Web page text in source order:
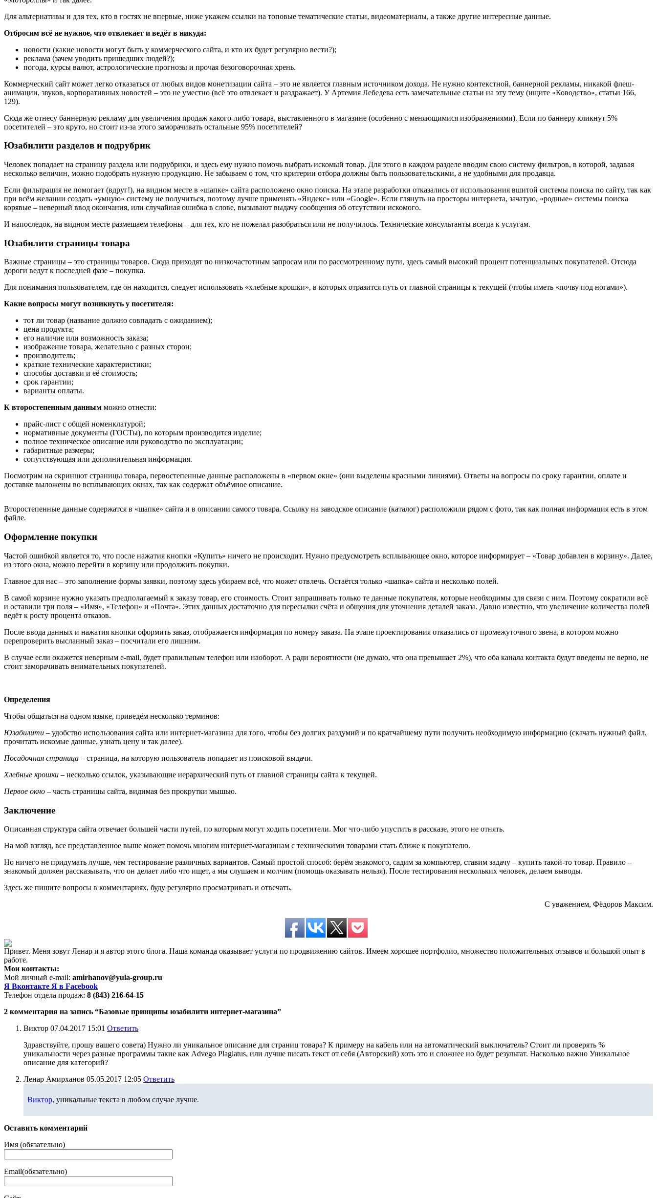
Для альтернативы и для тех, кто в гостях не впервые, ниже укажем ссылки на топовые тематические статьи, видеоматериалы, а также другие интересные данные.
Отбросим всё не нужное, что отвлекает и ведёт в никуда:
новости (какие новости могут быть у коммерческого сайта, и кто их будет регулярно вести?);
реклама (зачем уводить пришедших людей?);
погода, курсы валют, астрологические прогнозы и прочая безоговорочная хрень.
Коммерческий сайт может легко отказаться от любых видов монетизации сайта – это не является главным источником дохода. Не нужно контекстной, баннерной рекламы, никакой флеш-
анимации, звуков, корпоративных новостей – это не уместно (всё это отвлекает и раздражает). У Артемия Лебедева есть замечательные статьи на эту тему (ищите «Ководство», статьи 166,
129).
Сюда же отнесу баннерную рекламу для увеличения продаж какого-либо товара, выставленного в магазине (особенно с меняющимися изображениями). Если по баннеру кликнут 5%
посетителей – это круто, но стоит из-за этого заморачивать остальные 95% посетителей?
Юзабилити разделов и подрубрик
Человек попадает на страницу раздела или подрубрики, и здесь ему нужно помочь выбрать искомый товар. Для этого в каждом разделе вводим свою систему фильтров, в которой, задавая
несколько величин, можно подобрать нужную продукцию. Не забываем о том, что критерии отбора должны быть пользовательскими, а не удобными для продавца.
Если фильтрация не помогает (вдруг!), на видном месте в «шапке» сайта расположено окно поиска. На этапе разработки отказались от использования вшитой системы поиска по сайту, так как
при всём желании создать «умную» систему не получиться, поэтому лучше применять «Яндекс» или «Google». Если глянуть на просторы интернета, зачатую, «родные» системы поиска
корявые – неверный ввод окончания, или случайная ошибка в слове, вызывают выдачу сообщения об отсутствии искомого.
И напоследок, на видном месте размещаем телефоны – для тех, кто не пожелал разобраться или не получилось. Технические консультанты всегда к услугам.
Юзабилити страницы товара
Важные страницы – это страницы товаров. Сюда приходят по низкочастотным запросам или по рассмотренному пути, здесь самый высокий процент потенциальных покупателей. Отсюда
дороги ведут к последней фазе – покупка.
Для понимания пользователем, где он находится, следует использовать «хлебные крошки», в которых отразится путь от главной страницы к текущей (чтобы иметь «почву под ногами»).
Какие вопросы могут возникнуть у посетителя:
тот ли товар (название должно совпадать с ожиданием);
цена продукта;
его наличие или возможность заказа;
изображение товара, желательно с разных сторон;
производитель;
краткие технические характеристики;
способы доставки и её стоимость;
срок гарантии;
варианты оплаты.
К второстепенным данным можно отнести:
прайс-лист с общей номенклатурой;
нормативные документы (ГОСТы), по которым производится изделие;
полное техническое описание или руководство по эксплуатации;
габаритные размеры;
сопутствующая или дополнительная информация.
Посмотрим на скриншот страницы товара, первостепенные данные расположены в «первом окне» (они выделены красными линиями). Ответы на вопросы по сроку гарантии, оплате и
доставке выложены во всплывающих окнах, так как содержат объёмное описание.
Второстепенные данные содержатся в «шапке» сайта и в описании самого товара. Ссылку на заводское описание (каталог) расположили рядом с фото, так как полная информация есть в этом
файле.
Оформление покупки
Частой ошибкой является то, что после нажатия кнопки «Купить» ничего не происходит. Нужно предусмотреть всплывающее окно, которое информирует – «Товар добавлен в корзину». Далее,
из этого окна, можно перейти в корзину или продолжить покупки.
Главное для нас – это заполнение формы заявки, поэтому здесь убираем всё, что может отвлечь. Остаётся только «шапка» сайта и несколько полей.
В самой корзине нужно указать предполагаемый к заказу товар, его стоимость. Стоит запрашивать только те данные покупателя, которые необходимы для связи с ним. Поэтому сократили всё
и оставили три поля – «Имя», «Телефон» и «Почта». Этих данных достаточно для пересылки счёта и общения для уточнения деталей заказа. Давно известно, что увеличение количества полей
ведёт к росту процента отказов.
После ввода данных и нажатия кнопки оформить заказ, отображается информация по номеру заказа. На этапе проектирования отказались от промежуточного звена, в котором можно
перепроверить высланный заказ – посчитали его лишним.
В случае если окажется неверным e-mail, будет правильным телефон или наоборот. А ради вероятности (не думаю, что она превышает 2%), что оба канала контакта будут введены не верно, не
стоит заморачивать внимательных покупателей.
Определения
Чтобы общаться на одном языке, приведём несколько терминов:
Юзабилити – удобство использования сайта или интернет-магазина для того, чтобы без долгих раздумий и по кратчайшему пути получить необходимую информацию (скачать нужный файл,
прочитать искомые данные, узнать цену и так далее).
Посадочная страница – страница, на которую пользователь попадает из поисковой выдачи.
Хлебные крошки – несколько ссылок, указывающие иерархический путь от главной страницы сайта к текущей.
Первое окно – часть страницы сайта, видимая без прокрутки мышью.
Заключение
Описанная структура сайта отвечает большей части путей, по которым могут ходить посетители. Мог что-либо упустить в рассказе, этого не отнять.
На мой взгляд, все представленное выше может помочь многим интернет-магазинам с техническими товарами стать ближе к покупателю.
Но ничего не придумать лучше, чем тестирование различных вариантов. Самый простой способ: берём знакомого, садим за компьютер, ставим задачу – купить такой-то товар. Правило –
знакомый должен рассказывать, что он делает либо что ищет, а мы слушаем и молчим (помощь оказывать нельзя). После тестирования нескольких человек, делаем выводы.
Здесь же пишите вопросы в комментариях, буду регулярно просматривать и отвечать.
С уважением, Фёдоров Максим.
Привет. Меня зовут Ленар и я автор этого блога. Наша команда оказывает услуги по продвижению сайтов. Имеем хорошее портфолио, множество положительных отзывов и большой опыт в
работе.
Мои контакты:
Мой личный e-mail: amirhanov@yula-group.ru
Я Вконтакте Я в Facebook
Телефон отдела продаж: 8 (843) 216-64-15
2 комментария на запись “Базовые принципы юзабилити интернет-магазина”
Виктор 07.04.2017 15:01 Ответить
Здравствуйте, прошу вашего совета) Нужно ли уникальное описание для страниц товара? К примеру на кабель или на автоматический выключатель? Стоит ли проверять %
уникальности через разные программы такие как Advego Plagiatus, или лучше писать текст от себя (Авторский) хоть это и сложнее но будет результат. Насколько важно Уникальное
описание для категорий?
Ленар Амирханов 05.05.2017 12:05 Ответить
Виктор, уникальные текста в любом случае лучше.
Оставить комментарий
Имя (обязательно)
Email(обязательно)